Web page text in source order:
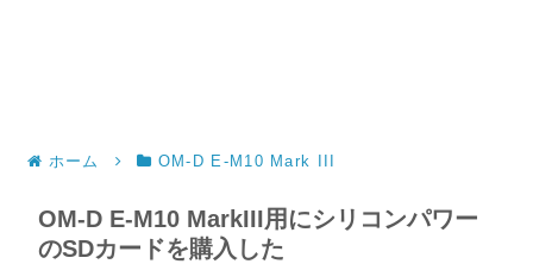
ホーム OM-D E-M10 Mark III
OM-D E-M10 MarkIII用にシリコンパワー
のSDカードを購入した